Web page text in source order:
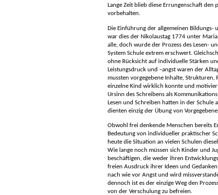
Lange Zeit blieb diese Errungenschaft
vorbehalten.
Die Einführung der allgemeinen Bildungs-
war dies der Nikolaustag 1774 unter
alle, doch wurde der Prozess des Lesen-
System Schule extrem erschwert.
ohne Rücksicht auf individuelle Stärken
Leistungsdruck und –angst waren der
mussten vorgegebene Inhalte, Strukturen,
einzelne Kind wirklich konnte und
Ursinn des Schreibens als
Lesen und Schreiben hatten in der Schule
dienten einzig der Übung von
Obwohl frei denkende Menschen bereits
Bedeutung von individueller praktischer
heute die Situation an vielen Schulen
Wie lange noch müssen sich Kinder und
beschäftigen, die weder ihren
freien Ausdruck ihrer Ideen und Gedanken
nach wie vor Angst und wird
dennoch ist es der einzige Weg den
von der Verschulung zu befreien.